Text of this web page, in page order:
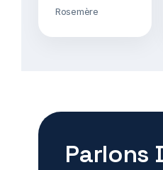
Rosemère
Parlons